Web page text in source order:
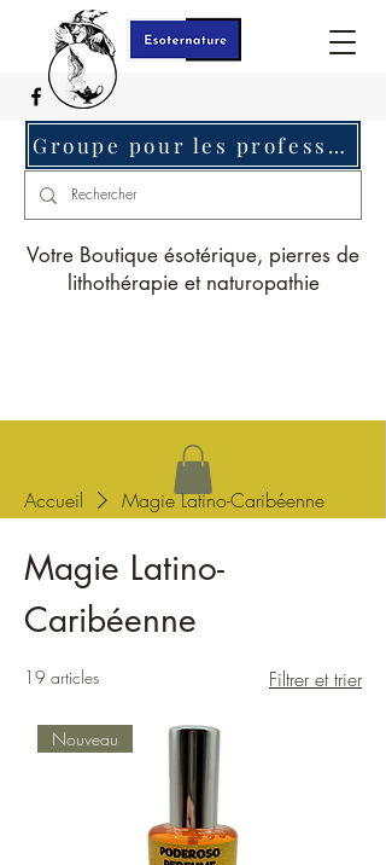
Votre Boutique ésotérique, pierres de
lithothérapie et naturopathie
Groupe pour les professionnels c'est ici
Accueil Magie Latino-Caribéenne
Magie Latino-
Caribéenne
19 articles Filtrer et trier
Nouveau